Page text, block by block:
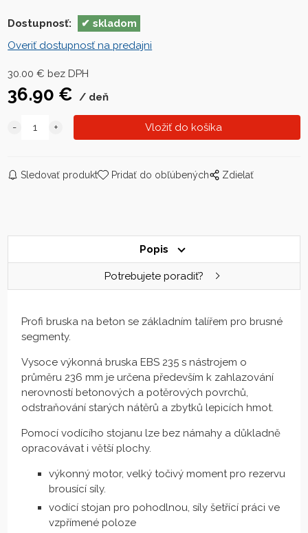
Dostupnosť:
skladom
Overiť dostupnosť na predajni
30.00 € bez DPH
36.90 € deň
Sledovať produkt Pridať do obľúbených Zdielať
Popis
Potrebujete poradiť?
Profi bruska na beton se základním talířem pro brusné
segmenty.
Vysoce výkonná bruska EBS 235 s nástrojem o
průměru 236 mm je určena především k zahlazování
nerovností betonových a potěrových povrchů,
odstraňování starých nátěrů a zbytků lepicích hmot.
Pomocí vodícího stojanu lze bez námahy a důkladně
opracovávat i větší plochy.
výkonný motor, velký točivý moment pro rezervu
brousící síly.
vodící stojan pro pohodlnou, síly šetřící práci ve
vzpřímené poloze